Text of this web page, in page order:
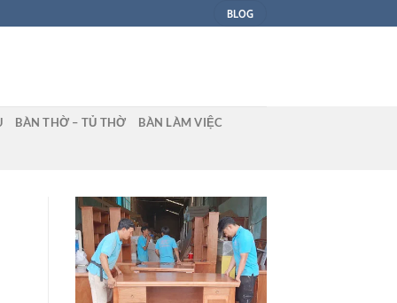
BLOG
BÀN THỜ – TỦ THỜ BÀN LÀM VIỆC